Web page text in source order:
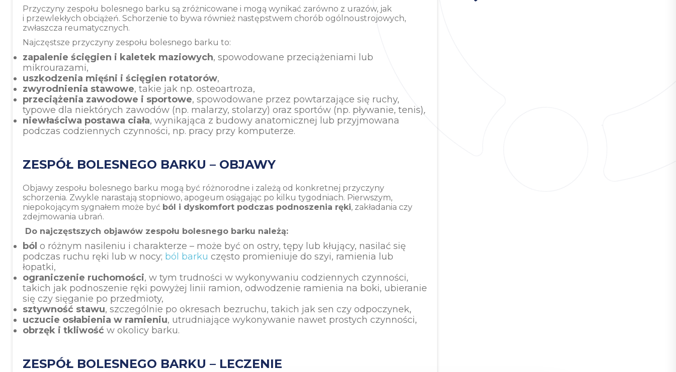
Przyczyny zespołu bolesnego barku są zróżnicowane i mogą wynikać zarówno z urazów, jak
i przewlekłych obciążeń. Schorzenie to bywa również następstwem chorób ogólnoustrojowych,
zwłaszcza reumatycznych.
Najczęstsze przyczyny zespołu bolesnego barku to:
zapalenie ścięgien i kaletek maziowych, spowodowane przeciążeniami lub
mikrourazami,
uszkodzenia mięśni i ścięgien rotatorów,
zwyrodnienia stawowe, takie jak np. osteoartroza,
przeciążenia zawodowe i sportowe, spowodowane przez powtarzające się ruchy,
typowe dla niektórych zawodów (np. malarzy, stolarzy) oraz sportów (np. pływanie, tenis),
niewłaściwa postawa ciała, wynikająca z budowy anatomicznej lub przyjmowana
podczas codziennych czynności, np. pracy przy komputerze.
ZESPÓŁ BOLESNEGO BARKU – OBJAWY
Objawy zespołu bolesnego barku mogą być różnorodne i zależą od konkretnej przyczyny
schorzenia. Zwykle narastają stopniowo, apogeum osiągając po kilku tygodniach. Pierwszym,
niepokojącym sygnałem może być ból i dyskomfort podczas podnoszenia ręki, zakładania czy
zdejmowania ubrań.
Do najczęstszych objawów zespołu bolesnego barku należą:
ból o różnym nasileniu i charakterze – może być on ostry, tępy lub kłujący, nasilać się
podczas ruchu ręki lub w nocy; ból barku często promieniuje do szyi, ramienia lub
łopatki,
ograniczenie ruchomości, w tym trudności w wykonywaniu codziennych czynności,
takich jak podnoszenie ręki powyżej linii ramion, odwodzenie ramienia na boki, ubieranie
się czy sięganie po przedmioty,
sztywność stawu, szczególnie po okresach bezruchu, takich jak sen czy odpoczynek,
uczucie osłabienia w ramieniu, utrudniające wykonywanie nawet prostych czynności,
obrzęk i tkliwość w okolicy barku.
ZESPÓŁ BOLESNEGO BARKU – LECZENIE